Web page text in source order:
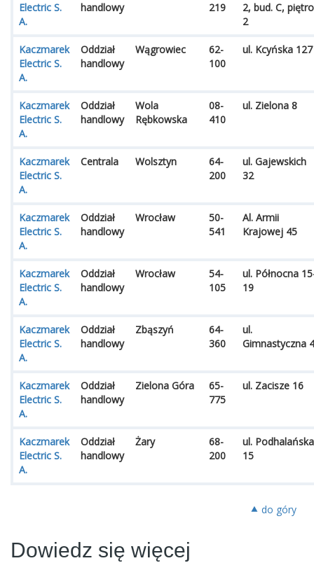
Electric S.
A.
handlowy
219
2, bud. C, piętro
2
Kaczmarek
Electric S.
A.
Oddział
handlowy
Wągrowiec
62-
100
ul. Kcyńska 127
Kaczmarek
Electric S.
A.
Oddział
handlowy
Wola
Rębkowska
08-
410
ul. Zielona 8
Kaczmarek
Electric S.
A.
Centrala Wolsztyn
64-
200
ul. Gajewskich
32
Kaczmarek
Electric S.
A.
Oddział
handlowy
Wrocław
50-
541
Al. Armii
Krajowej 45
Kaczmarek
Electric S.
A.
Oddział
handlowy
Wrocław
54-
105
ul. Północna
19
Kaczmarek
Electric S.
A.
Oddział
handlowy
Zbąszyń
64-
360
ul.
Gimnastyczna 4
Kaczmarek
Electric S.
A.
Oddział
handlowy
Zielona Góra
65-
775
ul. Zacisze 16
Kaczmarek
Electric S.
A.
Oddział
handlowy
Żary
68-
200
ul. Podhalańska
15
⯅ do góry
Dowiedz się więcej